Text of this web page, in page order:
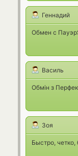
Геннадий
Обмен с
Василь
Обмін з
Зоя
Быстро,